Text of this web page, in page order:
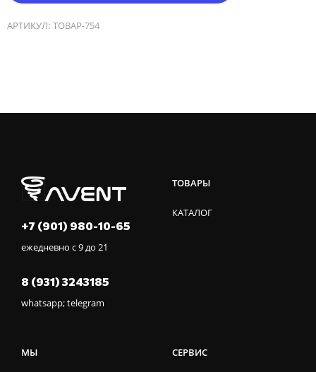
АРТИКУЛ: ТОВАР-754
+7 (901) 980-10-65
ежедневно с 9 до 21
8 (931) 3243185
whatsapp; telegram
ТОВАРЫ
КАТАЛОГ
МЫ СЕРВИС